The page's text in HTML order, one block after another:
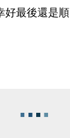
好最後還是順